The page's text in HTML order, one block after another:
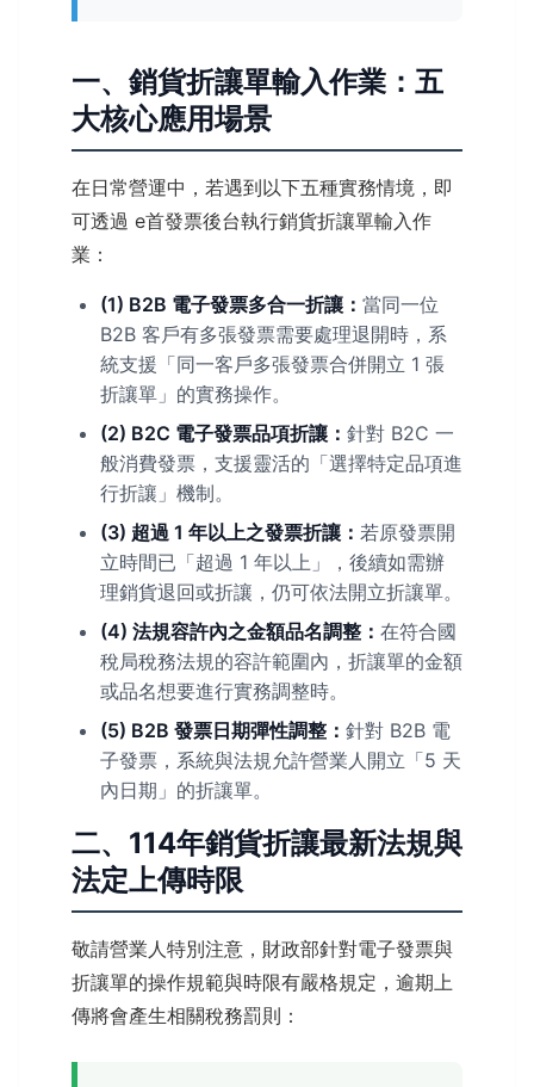
一、銷貨折讓單輸入作業：五
大核心應用場景
在日常營運中，若遇到以下五種實務情境，即
可透過 e首發票後台執行銷貨折讓單輸入作
業：
(1) B2B 電子發票多合一折讓： 當同一位
B2B 客戶有多張發票需要處理退開時，系
統支援「同一客戶多張發票合併開立 1 張
折讓單」的實務操作。
(2) B2C 電子發票品項折讓： 針對 B2C 一
般消費發票，支援靈活的「選擇特定品項進
行折讓」機制。
(3) 超過 1 年以上之發票折讓： 若原發票開
立時間已「超過 1 年以上」，後續如需辦
理銷貨退回或折讓，仍可依法開立折讓單。
(4) 法規容許內之金額品名調整： 在符合國
稅局稅務法規的容許範圍內，折讓單的金額
或品名想要進行實務調整時。
(5) B2B 發票日期彈性調整： 針對 B2B 電
子發票，系統與法規允許營業人開立「5 天
內日期」的折讓單。
二、114年銷貨折讓最新法規與
法定上傳時限
敬請營業人特別注意，財政部針對電子發票與
折讓單的操作規範與時限有嚴格規定，逾期上
傳將會產生相關稅務罰則：